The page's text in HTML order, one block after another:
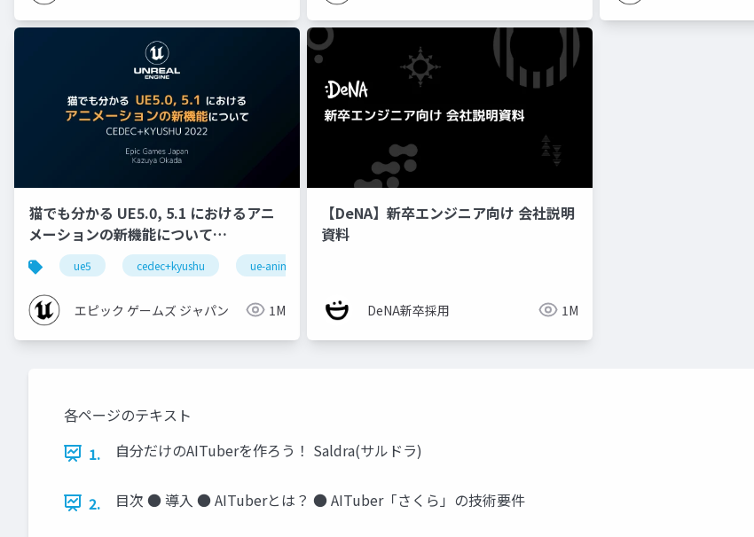
猫でも分かる UE5.0, 5.1 におけるアニ
メーションの新機能について
【CEDEC+KYUSHU 2022】
ue5 cedec+kyushu ue-animation
エピック ゲームズ ジャパン 1M
【DeNA】新卒エンジニア向け 会社説明
資料
DeNA新卒採用 1M
各ページのテキスト
1.
自分だけのAITuberを作ろう！ Saldra(サルドラ)
2. 目次 ● 導入 ● AITuberとは？ ● AITuber「さくら」の技術要件